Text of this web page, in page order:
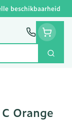
beschikbaarheid
Zoek
Orange